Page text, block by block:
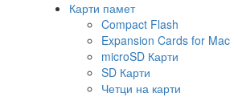
Карти памет
Compact Flash
Expansion Cards for Mac
microSD Карти
SD Карти
Четци на карти